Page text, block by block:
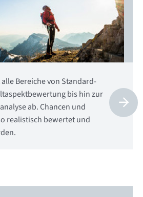
Bereiche von Standard-
bis hin zur
ab. Chancen und
realistisch bewertet und